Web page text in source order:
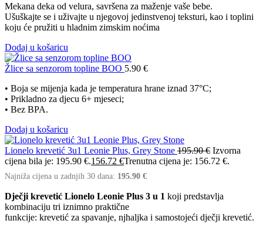
Mekana deka od velura, savršena za maženje vaše bebe.
Ušuškajte se i uživajte u njegovoj jedinstvenoj teksturi, kao i toplini
koju će pružiti u hladnim zimskim noćima
Dodaj u košaricu
Žlice sa senzorom topline BOO 5.90 €
• Boja se mijenja kada je temperatura hrane iznad 37°C;
• Prikladno za djecu 6+ mjeseci;
• Bez BPA.
Dodaj u košaricu
Lionelo krevetić 3u1 Leonie Plus, Grey Stone 195.90€ Izvorna
cijena bila je: 195.90 €.156.72 €Trenutna cijena je: 156.72 €.
Najniža cijena u zadnjih 30 dana: 195.90 €
Dječji krevetić Lionelo Leonie Plus 3 u 1 koji predstavlja
kombinaciju tri iznimno praktične
funkcije: krevetić za spavanje, njhaljka i samostojeći dječji krevetić.